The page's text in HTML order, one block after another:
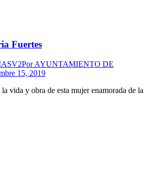
Fuertes
PorAYUNTAMIENTO DE
15, 2019
vida y obra de esta mujer enamorada de la